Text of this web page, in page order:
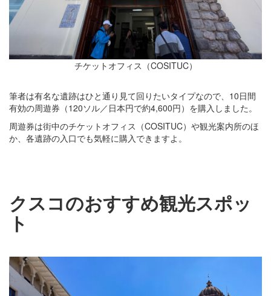
チケットオフィス（COSITUC）
筆者は有名な遺跡はひと通り見て回りたいタイプなので、10日間
有効の周遊券（120ソル／日本円で約4,600円）を購入しました。
周遊券は街中のチケットオフィス（COSITUC）や観光案内所のほ
か、各遺跡の入口でも気軽に購入できますよ。
クスコのおすすめ観光スポッ
ト